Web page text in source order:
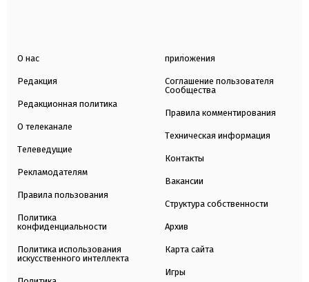
О нас
Редакция
Редакционная политика
О телеканале
Телеведущие
Рекламодателям
Правила пользования
Политика
конфиденциальности
Политика использования
искусственного интеллекта
приложения
Соглашение пользователя
Сообщества
Правила комментирования
Техническая информация
Контакты
Вакансии
Структура собственности
Архив
Карта сайта
Игры